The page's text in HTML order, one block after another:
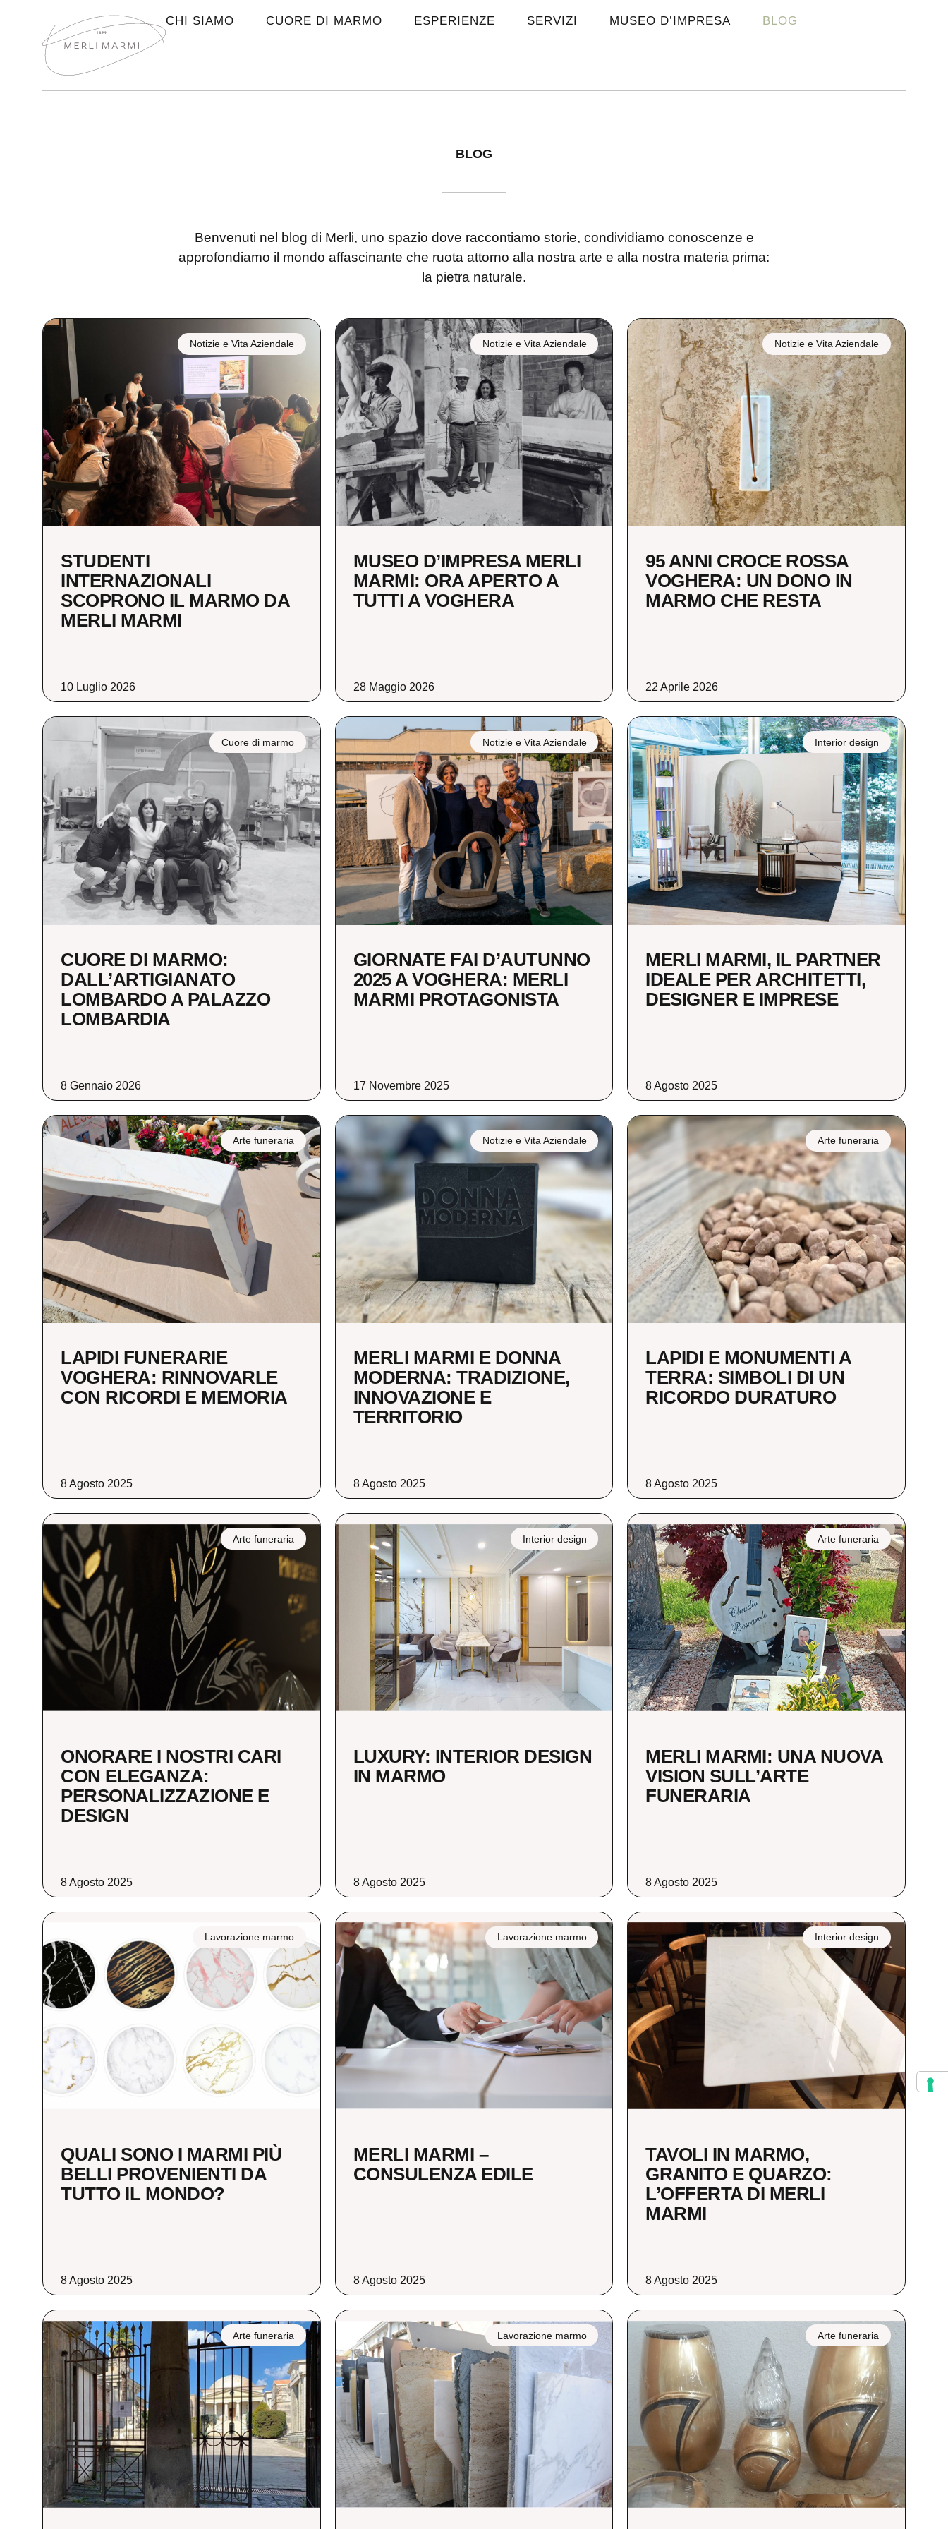
CHI SIAMO CUORE DI MARMO ESPERIENZE SERVIZI MUSEO D’IMPRESA BLOG
BLOG
Benvenuti nel blog di Merli, uno spazio dove raccontiamo storie, condividiamo conoscenze e
approfondiamo il mondo affascinante che ruota attorno alla nostra arte e alla nostra materia prima:
la pietra naturale.
Notizie e Vita Aziendale
STUDENTI
INTERNAZIONALI
SCOPRONO IL MARMO DA
MERLI MARMI
10 Luglio 2026
Notizie e Vita Aziendale
MUSEO D’IMPRESA MERLI
MARMI: ORA APERTO A
TUTTI A VOGHERA
28 Maggio 2026
Notizie e Vita Aziendale
95 ANNI CROCE ROSSA
VOGHERA: UN DONO IN
MARMO CHE RESTA
22 Aprile 2026
Cuore di marmo
CUORE DI MARMO:
DALL’ARTIGIANATO
LOMBARDO A PALAZZO
LOMBARDIA
8 Gennaio 2026
Notizie e Vita Aziendale
GIORNATE FAI D’AUTUNNO
2025 A VOGHERA: MERLI
MARMI PROTAGONISTA
17 Novembre 2025
Interior design
MERLI MARMI, IL PARTNER
IDEALE PER ARCHITETTI,
DESIGNER E IMPRESE
8 Agosto 2025
Arte funeraria
LAPIDI FUNERARIE
VOGHERA: RINNOVARLE
CON RICORDI E MEMORIA
8 Agosto 2025
Notizie e Vita Aziendale
MERLI MARMI E DONNA
MODERNA: TRADIZIONE,
INNOVAZIONE E
TERRITORIO
8 Agosto 2025
Arte funeraria
LAPIDI E MONUMENTI A
TERRA: SIMBOLI DI UN
RICORDO DURATURO
8 Agosto 2025
Arte funeraria
ONORARE I NOSTRI CARI
CON ELEGANZA:
PERSONALIZZAZIONE E
DESIGN
8 Agosto 2025
Interior design
LUXURY: INTERIOR DESIGN
IN MARMO
8 Agosto 2025
Arte funeraria
MERLI MARMI: UNA NUOVA
VISION SULL’ARTE
FUNERARIA
8 Agosto 2025
Lavorazione marmo
QUALI SONO I MARMI PIÙ
BELLI PROVENIENTI DA
TUTTO IL MONDO?
8 Agosto 2025
Lavorazione marmo
MERLI MARMI –
CONSULENZA EDILE
8 Agosto 2025
Interior design
TAVOLI IN MARMO,
GRANITO E QUARZO:
L’OFFERTA DI MERLI
MARMI
8 Agosto 2025
Arte funeraria Lavorazione marmo Arte funeraria